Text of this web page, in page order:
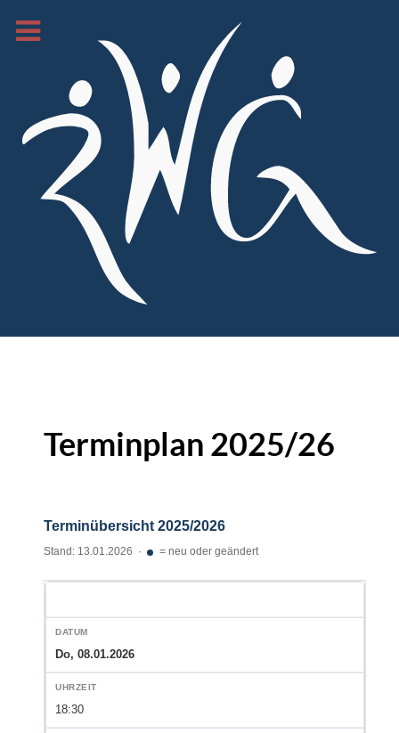
Terminplan 2025/26
Terminübersicht 2025/2026
Stand: 13.01.2026 · = neu oder geändert
Do, 08.01.2026
18:30